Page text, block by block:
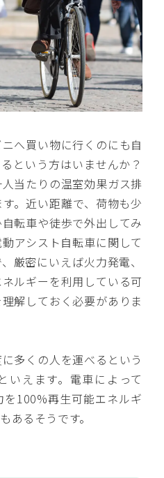
へ買い物に行くのにも自
という方はいませんか？
当たりの温室効果ガス排
。近い距離で、荷物も少
転車や徒歩で外出してみ
アシスト自転車に関して
厳密にいえば火力発電、
ルギーを利用している可
解しておく必要がありま
多くの人を運べるという
いえます。電車によって
100%再生可能エネルギ
あるそうです。